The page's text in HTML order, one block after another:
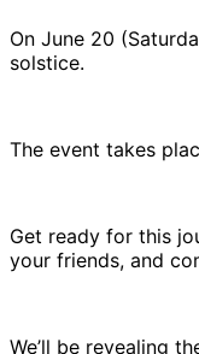
On June 20
solstice.
The event takes
Get ready for this
your friends, and
We’ll be revealing